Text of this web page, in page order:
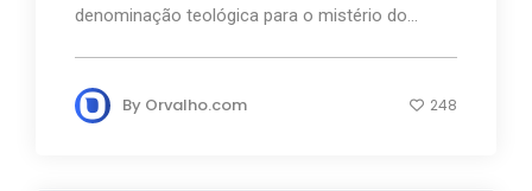
denominação teológica para o mistério do...
By Orvalho.com 248